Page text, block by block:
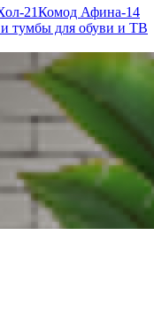
21Комод Афина-14
тумбы для обуви и ТВ